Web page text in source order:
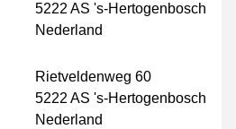
5222 AS 's-Hertogenbosch
Nederland
Rietveldenweg 60
5222 AS 's-Hertogenbosch
Nederland